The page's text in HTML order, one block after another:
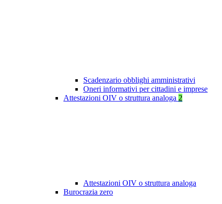
Scadenzario obblighi amministrativi
Oneri informativi per cittadini e imprese
Attestazioni OIV o struttura analoga 2
Attestazioni OIV o struttura analoga
Burocrazia zero